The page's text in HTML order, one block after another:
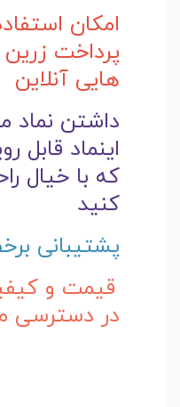
امکان
پرداخت زرین
هایی آنلاین
داشتن نماد
اینماد
که با خیال
کنید
پشتیبانی
قیمت و
در دسترسی